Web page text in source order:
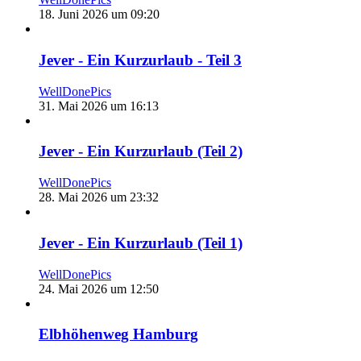
18. Juni 2026 um 09:20
Jever - Ein Kurzurlaub - Teil 3
WellDonePics
31. Mai 2026 um 16:13
Jever - Ein Kurzurlaub (Teil 2)
WellDonePics
28. Mai 2026 um 23:32
Jever - Ein Kurzurlaub (Teil 1)
WellDonePics
24. Mai 2026 um 12:50
Elbhöhenweg Hamburg